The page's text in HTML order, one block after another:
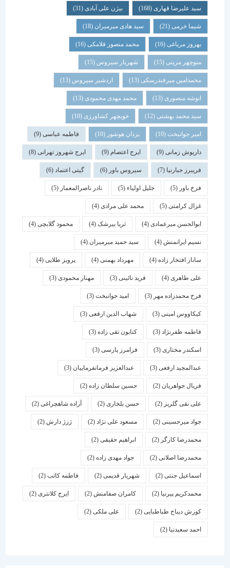
سید علیرضا قهاری(168) بیژن علی آبادی(31)
شیما خرمی(21) سید هادی میرمیران(18)
بهروز مرباغی (16) محمد منصور فلامکی (16)
منوچهر مزینی(15) شهریار سیروس(15)
محمدامین میرفندرسکی(13) اردشیر سیروس(13)
انوشه منصوری(13) محمد مهدی محمودی(13)
سید محمد بهشتی(12) خوبچهر کشاورزی(10)
امیر جوانبخت(10) یزدان هوشور(10) فاطمه عباسی(9)
داریوش زمانی(9) ایرج اعتصام(9) ایرج شهروز تهرانی(8)
فریبرز جبارنیا(7) سیروس باور(6) گیتی اعتماد(6)
فرخ باور(5) جلیل اولیاء(5) نادر ناصرالمعمار (5)
غزال کرامتی(5) محمد علی مرادی(4)
ابوالحسن میرعمادی(4) ثریا بیرشک(4) محمود گلابچی(4)
نسیم ایرانمنش(4) سید حمید میرمیران(4)
ساناز افتخار زاده(4) مهرداد بهمنی (4) پرویز طلایی(4)
علی طاهری(4) فرید نائینی(3) مهناز محمودی(3)
فرخ محمدزاده مهر(3) امید جوانبخت(3)
کیکاووس امینی(3) شهاب الدین ارفعی(3)
فاطمه ظفرنژاد(3) کتایون تقی زاده(3)
اسكندر مختاری (3) فرامرز پارسی(3)
عبدالمجید ارفعی(3) عبدالعزیز فرمانفرماییان(3)
فریال جواهریان(2) حسین سلطان زاده(2)
علی نقی گلریز(2) حسن بلخاری(2) آزاده شاهچراغی(2)
جواد میرحسینی(2) مسعود علی نژاد(2) ژرژ دارش (2)
محمدرضا کارگر(2) ابراهیم حقیقی(2)
محمدرضا اصلانی(2) جواد مهدی زاده(2)
اسماعیل جنتی(2) شهریار قدیمی(2) فاطمه کاتب(2)
محمدکریم پیرنیا (2) کامران صفامنش(2) ایرج کلانتری (2)
کورش دیباج طباطبایی(2) علی ملکی(2)
احمد سعیدنیا (2)